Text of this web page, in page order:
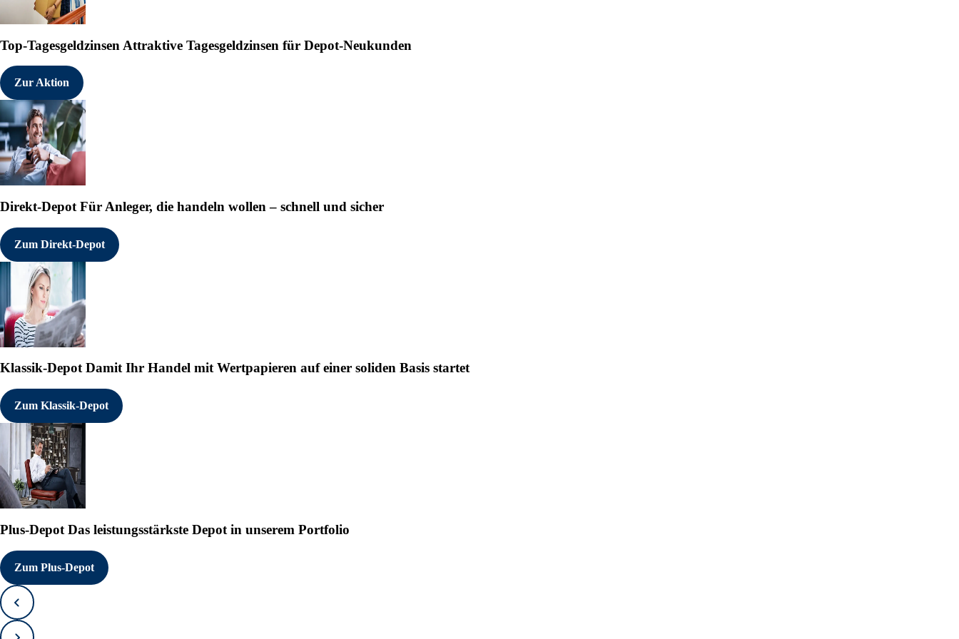
Top-Tagesgeldzinsen Attraktive Tagesgeldzinsen für Depot-Neukunden
Zur Aktion
Direkt-Depot Für Anleger, die handeln wollen – schnell und sicher
Zum Direkt-Depot
Klassik-DepotDamit Ihr Handel mit Wertpapieren auf einer soliden Basis startet
Zum Klassik-Depot
Plus-Depot Das leistungsstärkste Depot in unserem Portfolio
Zum Plus-Depot
Zurück